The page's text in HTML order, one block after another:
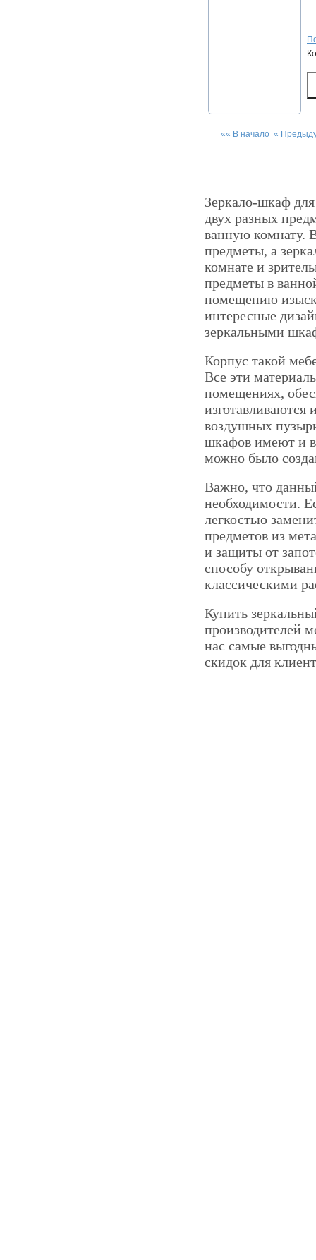
«« В начало «
Зеркало-шкаф
двух разных
ванную комнату.
предметы, а
комнате и
предметы в
помещению
интересные
зеркальными
Корпус такой
Все эти
помещениях,
изготавливаются
воздушных
шкафов имеют и
можно было
Важно, что
необходимости.
легкостью
предметов из
и защиты от
способу
классическими
Купить
производителей
нас самые
скидок для